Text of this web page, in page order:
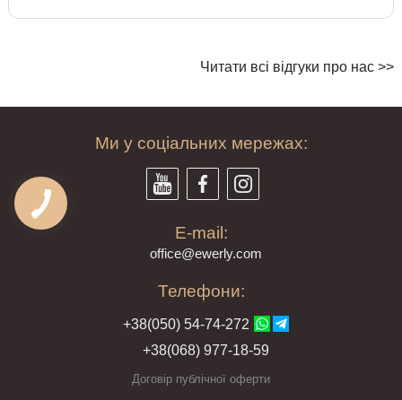
Читати всі відгуки про нас >>
Ми у соціальних мережах:
E-mail:
office@ewerly.com
Телефони:
+38(050) 54-74-272
+38(068) 977-18-59
Договір публічної оферти